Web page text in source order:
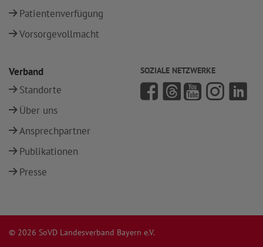
Patientenverfügung
Vorsorgevollmacht
Verband
Standorte
Über uns
Ansprechpartner
Publikationen
Presse
SOZIALE NETZWERKE
© 2026 SoVD Landesverband Bayern e.V.